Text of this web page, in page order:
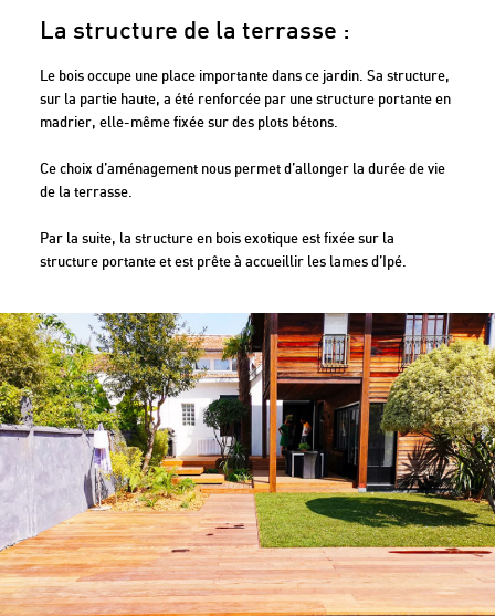
La structure de la terrasse :
Le bois occupe une place importante dans ce jardin. Sa structure,
sur la partie haute, a été renforcée par une structure portante en
madrier, elle-même fixée sur des plots bétons.
Ce choix d’aménagement nous permet d’allonger la durée de vie
de la terrasse.
Par la suite, la structure en bois exotique est fixée sur la
structure portante et est prête à accueillir les lames d’Ipé.